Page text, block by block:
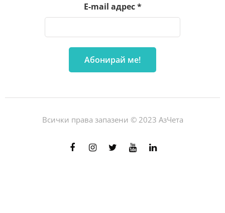
E-mail адрес*
Всички права запазени © 2023 АзЧета